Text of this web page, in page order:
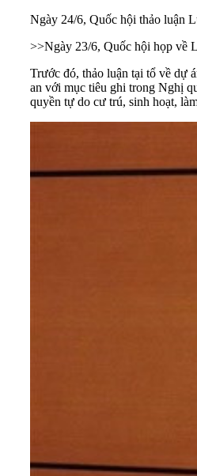
Ngày 24/6, Quốc hội thảo luận
>>Ngày 23/6, Quốc hội họp về
Trước đó, thảo luận tại tổ về dự
an với mục tiêu ghi trong Nghị
quyền tự do cư trú, sinh hoạt,